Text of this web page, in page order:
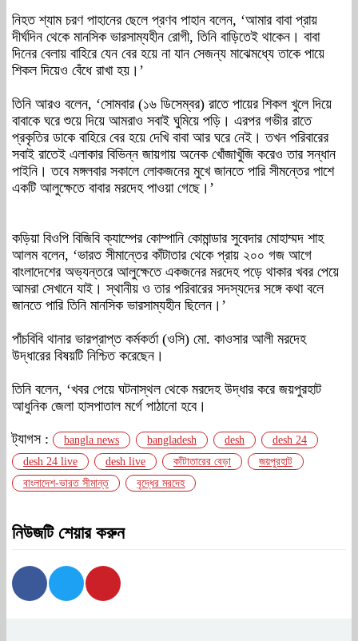
নিহত শ্যাম চরণ পাহানের ছেলে প্রণব পাহান বলেন, ‘আমার বাবা প্রায়
দীর্ঘদিন থেকে মানসিক ভারসাম্যহীন রোগী, তিনি বাড়িতেই থাকেন। বাবা
দিনের বেলায় বাহিরে যেন বের হয়ে না যান সেজন্য মাঝেমধ্যে তাকে পায়ে
শিকল দিয়েও বেঁধে রাখা হয়।’
তিনি আরও বলেন, ‘সোমবার (১৬ ডিসেম্বর) রাতে পায়ের শিকল খুলে দিয়ে
বাবাকে ঘরে শুয়ে দিয়ে আমরাও সবাই ঘুমিয়ে পড়ি। এরপর গভীর রাতে
প্রকৃতির ডাকে বাহিরে বের হয়ে দেখি বাবা আর ঘরে নেই। তখন পরিবারের
সবাই রাতেই এলাকার বিভিন্ন জায়গায় অনেক খোঁজাখুঁজি করেও তার সন্ধান
পাইনি। তবে মঙ্গলবার সকালে লোকজনের মুখে জানতে পারি সীমন্তের পাশে
একটি আলুক্ষেতে বাবার মরদেহ পাওয়া গেছে।’
কড়িয়া বিওপি বিজিবি ক্যাম্পের কোম্পানি কোমান্ডার সুবেদার মোহাম্মদ শাহ
আলম বলেন, ‘ভারত সীমান্তের কাঁটাতার থেকে প্রায় ২০০ গজ আগে
বাংলাদেশের অভ্যন্তরে আলুক্ষেতে একজনের মরদেহ পড়ে থাকার খবর পেয়ে
আমরা সেখানে যাই। স্থানীয় ও তার পরিবারের সদস্যদের সঙ্গে কথা বলে
জানতে পারি তিনি মানসিক ভারসাম্যহীন ছিলেন।’
পাঁচবিবি থানার ভারপ্রাপ্ত কর্মকর্তা (ওসি) মো. কাওসার আলী মরদেহ
উদ্ধারের বিষয়টি নিশ্চিত করেছেন।
তিনি বলেন, ‘খবর পেয়ে ঘটনাস্থল থেকে মরদেহ উদ্ধার করে জয়পুরহাট
আধুনিক জেলা হাসপাতাল মর্গে পাঠানো হবে।
ট্যাগস : bangla news bangladesh desh
desh 24
desh 24 live
desh live কাঁটাতারের বেড়া
জয়পুরহাট
বাংলাদেশ-ভারত সীমান্ত
বৃদ্ধের মরদেহ
নিউজটি শেয়ার করুন